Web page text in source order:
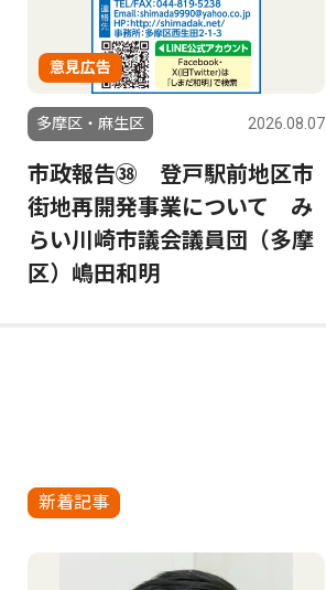
意見広告
多摩区・麻生区 2026.08.07
市政報告㊳ 登戸駅前地区市
街地再開発事業について み
らい川崎市議会議員団（多摩
区）嶋田和明
新着記事